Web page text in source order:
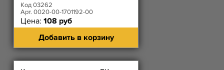
Код 03262
Арт. 0020-00-1701192-00
Цена: 108 руб
Добавить в корзину